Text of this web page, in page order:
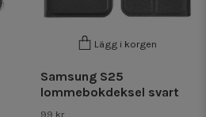
Lägg i korgen
Samsung S25
lommebokdeksel svart
99 kr